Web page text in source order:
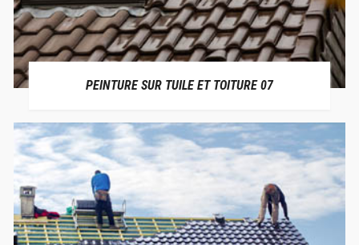
PEINTURE SUR TUILE ET TOITURE 07